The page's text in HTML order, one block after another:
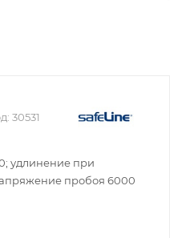
30531
удлинение при
пробоя 6000